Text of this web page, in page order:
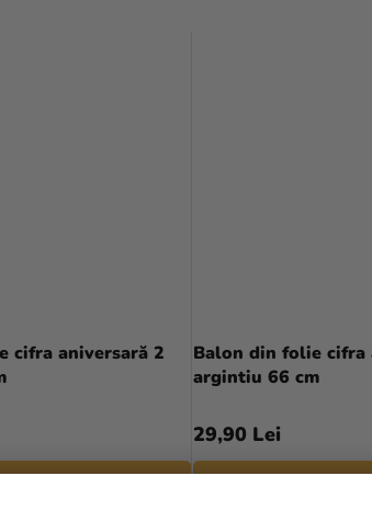
cifra aniversară 2
Balon din folie cifra
argintiu 66 cm
29,90 Lei